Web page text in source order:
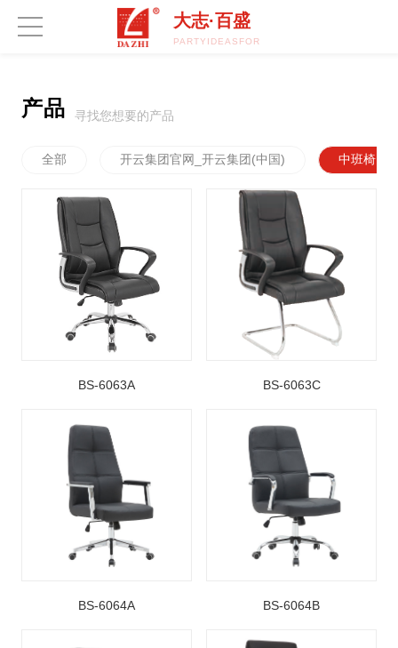
开云集团官网_开云集团(中国)
大志·百盛
PARTYIDEASFORA50THBIRTHDAY.COM
产品 寻找您想要的产品
全部 开云集团官网_开云集团(中国) 中班椅
BS-6063A BS-6063C
BS-6064A BS-6064B